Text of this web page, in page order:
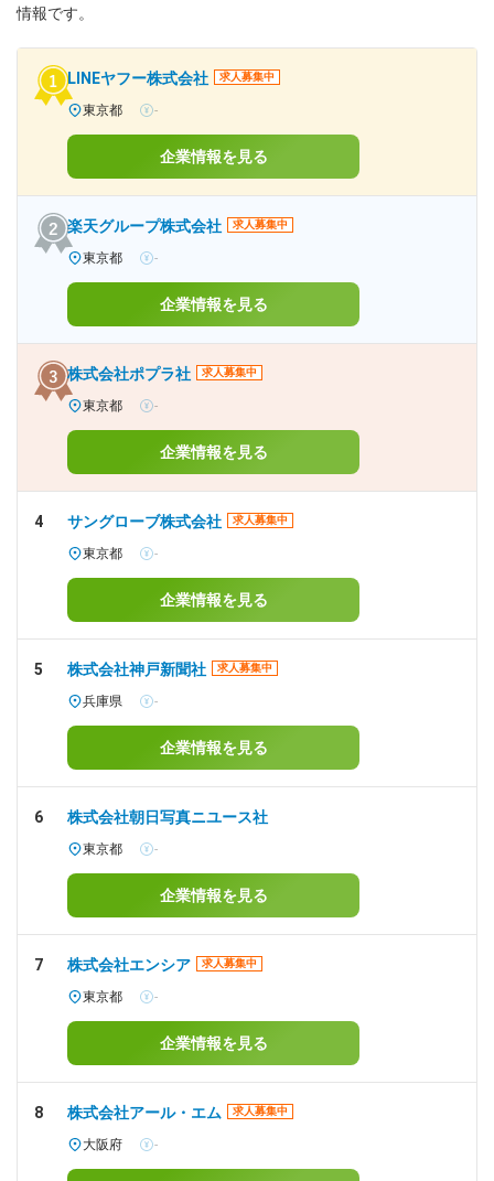
情報です。
LINEヤフー株式会社 求人募集中
東京都 -
企業情報を見る
楽天グループ株式会社 求人募集中
東京都 -
企業情報を見る
株式会社ポプラ社 求人募集中
東京都 -
企業情報を見る
4 サングローブ株式会社 求人募集中
東京都 -
企業情報を見る
5 株式会社神戸新聞社 求人募集中
兵庫県 -
企業情報を見る
6 株式会社朝日写真ニユース社
東京都 -
企業情報を見る
7 株式会社エンシア 求人募集中
東京都 -
企業情報を見る
8 株式会社アール・エム 求人募集中
大阪府 -